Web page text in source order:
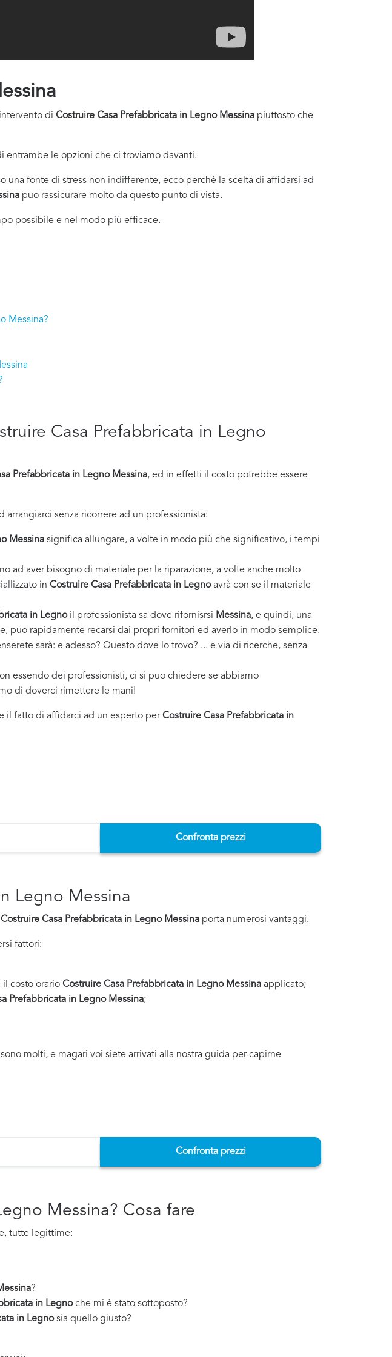
di Costruire Casa Prefabbricata in Legno Messina piuttosto che
entrambe le opzioni che ci troviamo davanti.
una fonte di stress non indifferente, ecco perché la scelta di affidarsi ad
puo rassicurare molto da questo punto di vista.
possibile e nel modo più efficace.
Messina?
Casa Prefabbricata in Legno
Prefabbricata in Legno Messina, ed in effetti il costo potrebbe essere
senza ricorrere ad un professionista:
Messina significa allungare, a volte in modo più che significativo, i tempi
ad aver bisogno di materiale per la riparazione, a volte anche molto
in Costruire Casa Prefabbricata in Legnoavrà con se il materiale
in Legnoil professionista sa dove rifornisrsi Messina, e quindi, una
puo rapidamente recarsi dai propri fornitori ed averlo in modo semplice.
sarà: e adesso? Questo dove lo trovo? ... e via di ricerche, senza
essendo dei professionisti, ci si puo chiedere se abbiamo
di doverci rimettere le mani!
il fatto di affidarci ad un esperto perCostruire Casa Prefabbricata in
Confronta prezzi
Legno Messina
Costruire Casa Prefabbricata in Legno Messina porta numerosi vantaggi.
fattori:
costo orario Costruire Casa Prefabbricata in Legno Messina applicato;
Prefabbricata in Legno Messina;
molti, e magari voi siete arrivati alla nostra guida per capirne
Confronta prezzi
Messina? Cosa fare
tutte legittime:
?
in Legnoche mi è stato sottoposto?
in Legnosia quello giusto?